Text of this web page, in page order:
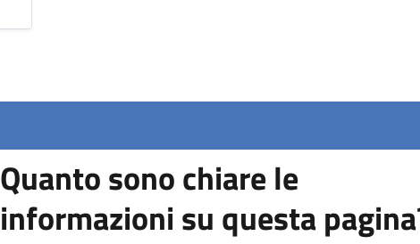
Quanto sono chiare le
informazioni su questa